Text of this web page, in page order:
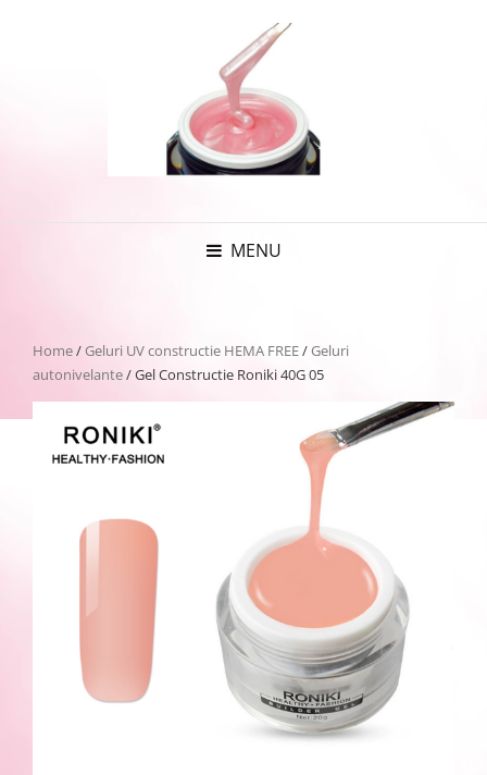
MENU
Home/Geluri UV constructie HEMA FREE/Geluri
autonivelante/ Gel Constructie Roniki 40G 05